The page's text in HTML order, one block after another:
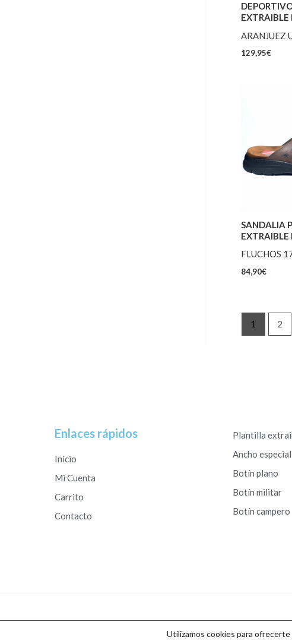
EXTRAIBLE
ARANJUEZ
129,95€
SANDALIA
EXTRAIBLE
FLUCHOS
84,90€
1 2
Enlaces rápidos
Inicio
Mi Cuenta
Carrito
Contacto
Plantilla
Ancho especial
Botín plano
Botín militar
Botín campero
Utilizamos cookies para